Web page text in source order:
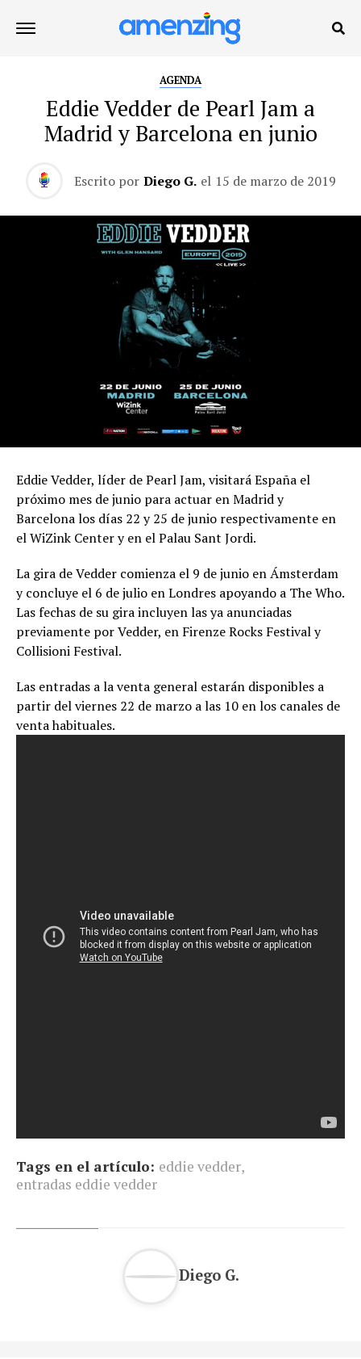
AGENDA
Eddie Vedder de Pearl Jam a
Madrid y Barcelona en junio
Escrito por Diego G. el 15 de marzo de 2019
Eddie Vedder, líder de Pearl Jam, visitará España el
próximo mes de junio para actuar en Madrid y
Barcelona los días 22 y 25 de junio respectivamente en
el WiZink Center y en el Palau Sant Jordi.
La gira de Vedder comienza el 9 de junio en Ámsterdam
y concluye el 6 de julio en Londres apoyando a The Who.
Las fechas de su gira incluyen las ya anunciadas
previamente por Vedder, en Firenze Rocks Festival y
Collisioni Festival.
Las entradas a la venta general estarán disponibles a
partir del viernes 22 de marzo a las 10 en los canales de
venta habituales.
Tags en el artículo: eddie vedder,
entradas eddie vedder
Diego G.